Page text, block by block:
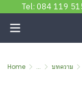
Tel: 084 119
Home ... บทความ